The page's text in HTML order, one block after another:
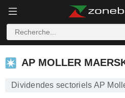
AP MOLLER MAERSK
AP MOLLER
Dividendes sectoriels AP